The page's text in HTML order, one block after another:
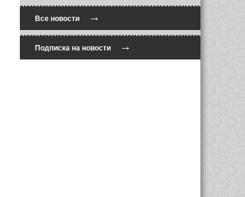
Все новости→
Подписка на новости→